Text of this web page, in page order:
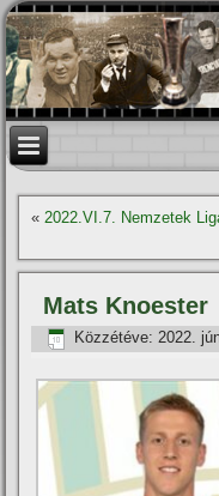
«2022.VI.7. Nemzetek
Mats Knoester
Közzétéve: 2022.